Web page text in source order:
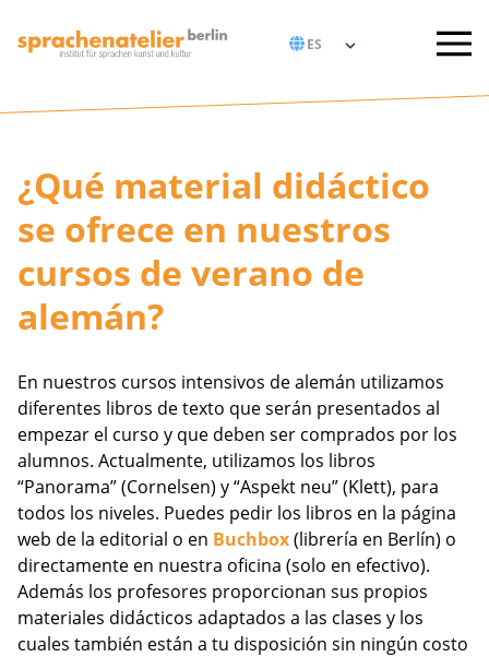
¿Qué material didáctico
se ofrece en nuestros
cursos de verano de
alemán?
En nuestros cursos intensivos de alemán utilizamos
diferentes libros de texto que serán presentados al
empezar el curso y que deben ser comprados por los
alumnos. Actualmente, utilizamos los libros
“Panorama” (Cornelsen) y “Aspekt neu” (Klett), para
todos los niveles. Puedes pedir los libros en la página
web de la editorial o en Buchbox(librería en Berlín) o
directamente en nuestra oficina (solo en efectivo).
Además los profesores proporcionan sus propios
materiales didácticos adaptados a las clases y los
cuales también están a tu disposición sin ningún costo